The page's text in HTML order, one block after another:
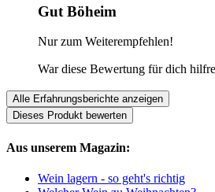
Gut Böheim
Nur zum Weiterempfehlen!
War diese Bewertung für dich
Alle Erfahrungsberichte anzeigen
Dieses Produkt bewerten
Aus unserem Magazin:
Wein lagern - so geht's richtig